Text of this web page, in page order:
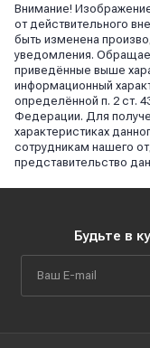
Внимание!
от действительного
быть изменена
уведомления.
приведённые выше
информационный
определённой п. 2 ст.
Федерации. Для
характеристиках
сотрудникам нашего
представительство
Будьте в